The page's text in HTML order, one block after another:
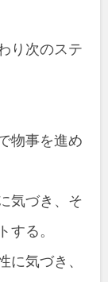
り次のステ
物事を進め
気づき、そ
する。
に気づき、